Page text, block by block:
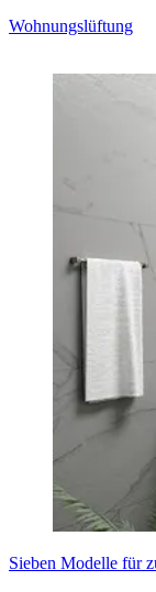
Wohnungslüftung
Sieben Modelle für